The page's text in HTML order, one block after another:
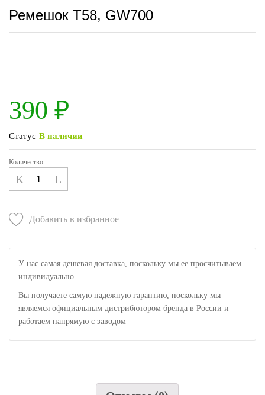
Ремешок T58, GW700
390 ₽
Статус В наличии
Количество
Добавить в избранное
У нас самая дешевая доставка, поскольку мы ее просчитываем
индивидуально
Вы получаете самую надежную гарантию, поскольку мы
являемся официальным дистрибютором бренда в России и
работаем напрямую с заводом